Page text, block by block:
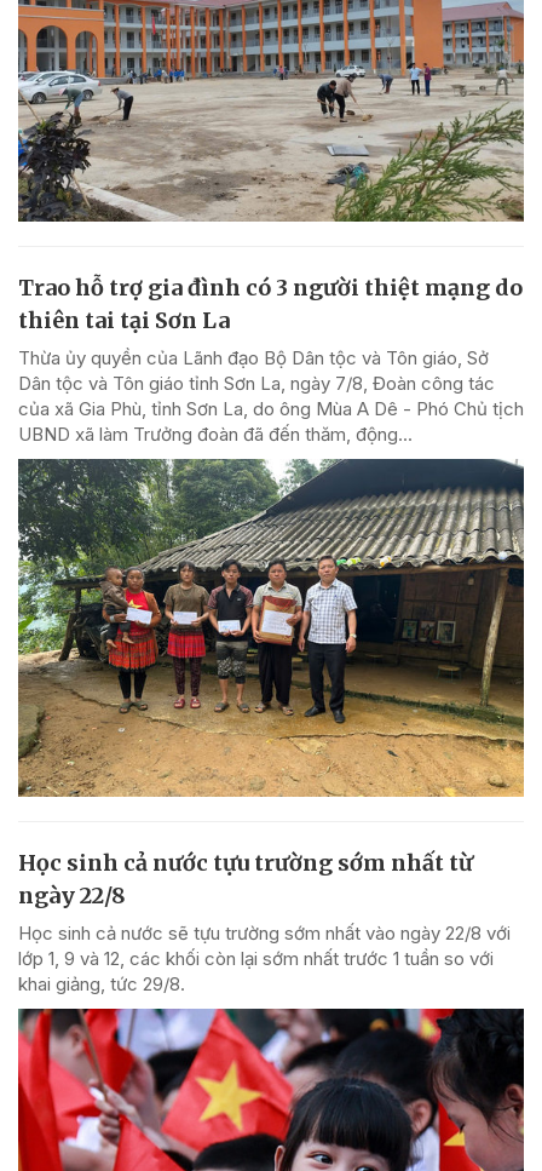
Trao hỗ trợ gia đình có 3 người thiệt mạng do
thiên tai tại Sơn La
Thừa ủy quyền của Lãnh đạo Bộ Dân tộc và Tôn giáo, Sở
Dân tộc và Tôn giáo tỉnh Sơn La, ngày 7/8, Đoàn công tác
của xã Gia Phù, tỉnh Sơn La, do ông Mùa A Dê - Phó Chủ tịch
UBND xã làm Trưởng đoàn đã đến thăm, động...
Học sinh cả nước tựu trường sớm nhất từ
ngày 22/8
Học sinh cả nước sẽ tựu trường sớm nhất vào ngày 22/8 với
lớp 1, 9 và 12, các khối còn lại sớm nhất trước 1 tuần so với
khai giảng, tức 29/8.